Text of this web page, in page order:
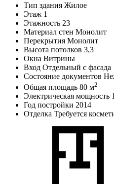
Тип здания Жилое
Этаж 1
Этажность 23
Материал стен Монолит
Перекрытия Монолит
Высота потолков 3,3
Окна Витрины
Вход Отдельный с фасада
Состояние документов
Общая площадь 80 м2
Электрическая мощность
Год постройки 2014
Отделка Требуется